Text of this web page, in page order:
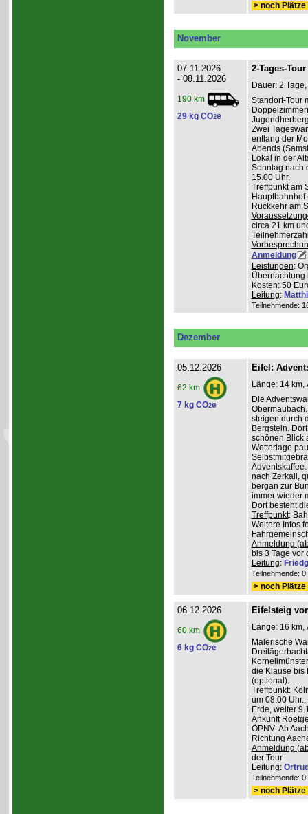
> noch
November
07.11.2026
- 08.11.2026
190 km
29 kg CO2e
2-Tages-
Dauer: 2
Standort-Tour
Zwei
entlang der
Abends
Lokal in der
Sonntag nach
15.00 Uhr.
Treffpunkt am
Hauptbahnhof
Rückkehr am
circa 21 km
Anmeldung
Leistungen:
Übernachtung
Kosten: 50
Leitung:
Teilnehmende:
Dezember
05.12.2026
62 km
7 kg CO2e
Eifel:
Länge: 14 km,
Die
steigen durch
Bergstein.
schönen Blick
Wetterlage
nach Zerkall,
bergan zur
immer wieder
Dort besteht
Treffpunkt:
Weitere Infos
Anmeldung
bis 3 Tage vor
Leitung:
Teilnehmende:
> noch
06.12.2026
60 km
6 kg CO2e
Eifelsteig
Länge: 16 km,
Malerische
die Klause bis
(optional).
Treffpunkt:
um 08:00
Erde, weiter
Ankunft
ÖPNV: Ab
Richtung
Anmeldung
der Tour
Leitung:
Teilnehmende:
> noch